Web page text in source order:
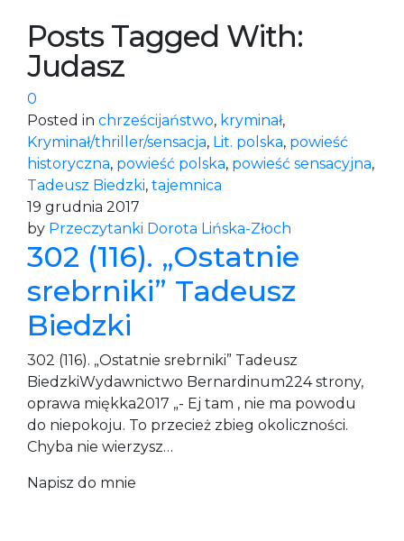
Posts Tagged With:
Judasz
0
Posted in chrześcijaństwo, kryminał,
Kryminał/thriller/sensacja, Lit. polska, powieść
historyczna, powieść polska, powieść sensacyjna,
Tadeusz Biedzki, tajemnica
19 grudnia 2017
by Przeczytanki Dorota Lińska-Złoch
302 (116). „Ostatnie
srebrniki” Tadeusz
Biedzki
302 (116). „Ostatnie srebrniki” Tadeusz
BiedzkiWydawnictwo Bernardinum224 strony,
oprawa miękka2017 „- Ej tam , nie ma powodu
do niepokoju. To przecież zbieg okoliczności.
Chyba nie wierzysz…
Napisz do mnie